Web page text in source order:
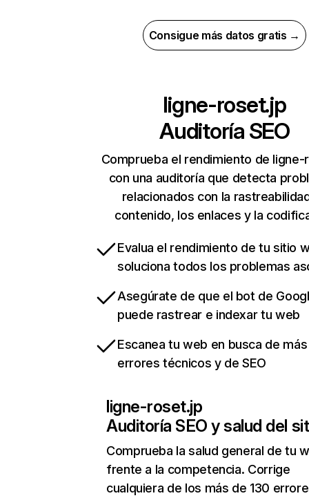
Consigue más datos gratis →
ligne-roset.jp
Auditoría SEO
Comprueba el rendimiento de
con una auditoría que detecta
relacionados con la
contenido, los enlaces y la
Evalua el rendimiento de tu sitio
soluciona todos los problemas
Asegúrate de que el bot de
puede rastrear e indexar tu web
Escanea tu web en busca de
errores técnicos y de SEO
ligne-roset.jp
Auditoría SEO y salud del
Comprueba la salud general de tu
frente a la competencia. Corrige
cualquiera de los más de 130